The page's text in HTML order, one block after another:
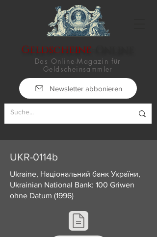
Geldscheine
Das Online-Magazin für
Geldscheinsammler
Newsletter abbonieren
UKR-0114b
Ukraine, Національний банк України,
Ukrainian National Bank: 100 Griwen
ohne Datum (1996)